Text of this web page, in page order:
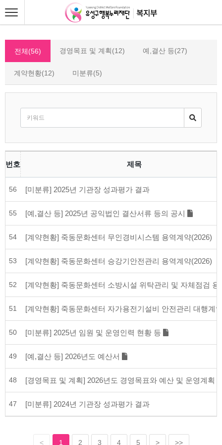
전체(56) 경영목표 및 계획(12) 예,결산 등(27)
계약현황(12) 미분류(5)
번호 제목
56 [미분류] 2025년 기관장 성과평가 결과
55 [예,결산 등] 2025년 공익법인 결산서류 등의 공시
54 [계약현황] 죽동문화센터 무인경비시스템 용역계약(2026)
53 [계약현황] 죽동문화센터 승강기안전관리 용역계약(2026)
52 [계약현황] 죽동문화센터 소방시설 위탁관리 및 자체점검 용
51 [계약현황] 죽동문화센터 자가용전기설비 안전관리 대행계
50 [미분류] 2025년 임원 및 운영인력 현황 등
49 [예,결산 등] 2026년도 예산서
48 [경영목표 및 계획] 2026년도 경영목표와 예산 및 운영계획
47 [미분류] 2024년 기관장 성과평가 결과
< 1 2 3 4 5 > >>